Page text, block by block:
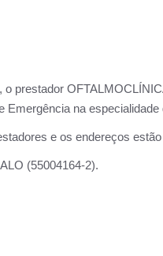
o prestador
Emergência na especialidade
e os endereços
SÃO